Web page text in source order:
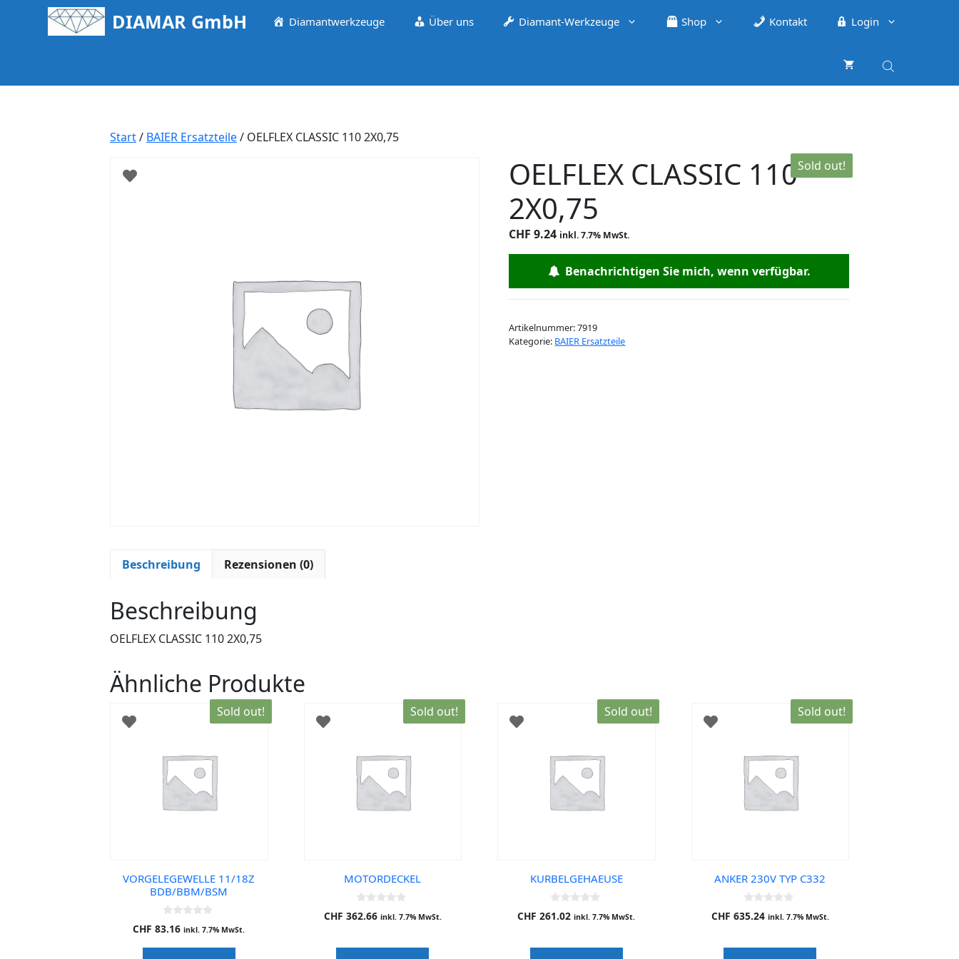
DIAMAR GmbH Diamantwerkzeuge Über uns Diamant-Werkzeuge Shop Kontakt Login
Start/ BAIER Ersatzteile/ OELFLEX CLASSIC 110 2X0,75
Sold out!
OELFLEX CLASSIC 110
2X0,75
CHF 9.24 inkl. 7.7% MwSt.
Benachrichtigen Sie mich, wenn verfügbar.
Artikelnummer:7919
Kategorie: BAIER Ersatzteile
Beschreibung Rezensionen (0)
Beschreibung
OELFLEX CLASSIC 110 2X0,75
Ähnliche Produkte
Sold out!
VORGELEGEWELLE 11/18Z
BDB/BBM/BSM
0
o
CHF 83.16 inkl. 7.7% MwSt.
Sold out!
MOTORDECKEL
0
o
o
CHF 362.66 inkl. 7.7% MwSt.
Sold out!
KURBELGEHAEUSE
0
o
o
CHF 261.02 inkl. 7.7% MwSt.
Sold out!
ANKER 230V TYP C332
0
o
o
CHF 635.24 inkl. 7.7% MwSt.